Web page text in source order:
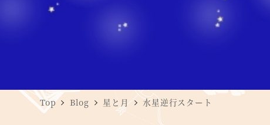
Top Blog 星と月 水星逆行スタート